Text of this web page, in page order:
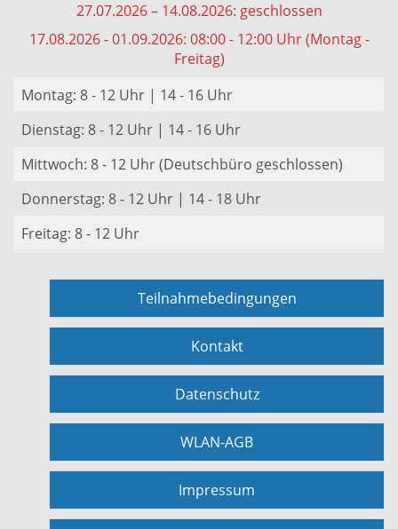
27.07.2026 – 14.08.2026: geschlossen
17.08.2026 - 01.09.2026: 08:00 - 12:00 Uhr (Montag -
Freitag)
Montag: 8 - 12 Uhr | 14 - 16 Uhr
Dienstag: 8 - 12 Uhr | 14 - 16 Uhr
Mittwoch: 8 - 12 Uhr (Deutschbüro geschlossen)
Donnerstag: 8 - 12 Uhr | 14 - 18 Uhr
Freitag: 8 - 12 Uhr
Teilnahmebedingungen
Kontakt
Datenschutz
WLAN-AGB
Impressum